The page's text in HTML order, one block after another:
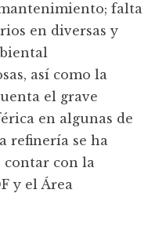
falta
en diversas y
así como la
el grave
en algunas de
refinería se ha
contar con la
y el Área